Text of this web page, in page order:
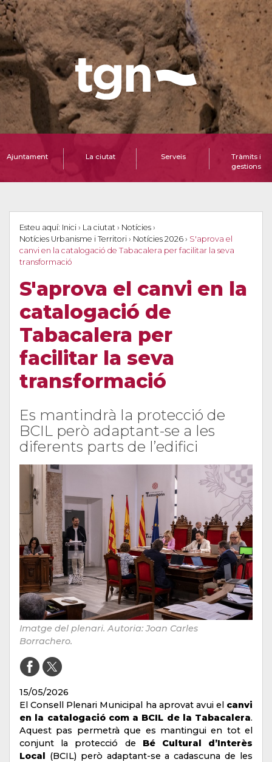
Ajuntament La ciutat Serveis
Tràmits i
gestions
Esteu aquí: Inici › La ciutat › Notícies ›
Notícies Urbanisme i Territori › Notícies 2026 › S'aprova el
canvi en la catalogació de Tabacalera per facilitar la seva
transformació
S'aprova el canvi en la
catalogació de
Tabacalera per
facilitar la seva
transformació
Es mantindrà la protecció de
BCIL però adaptant-se a les
diferents parts de l’edifici
Imatge del plenari. Autoria: Joan Carles
Borrachero.
15/05/2026
El Consell Plenari Municipal ha aprovat avui el canvi
en la catalogació com a BCIL de la Tabacalera.
Aquest pas permetrà que es mantingui en tot el
conjunt la protecció de Bé Cultural d’Interès
Local (BCIL) però adaptant-se a cadascuna de les